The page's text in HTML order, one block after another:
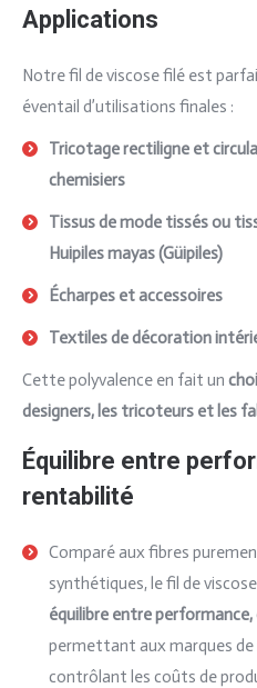
Applications
Notre fil de viscose filé est
éventail d’utilisations finales :
Tricotage rectiligne et
chemisiers
Tissus de mode tissés ou
Huipiles mayas (Güipiles)
Écharpes et accessoires
Textiles de décoration
Cette polyvalence en fait un
designers, les tricoteurs et les
Équilibre entre
rentabilité
Comparé aux fibres
synthétiques, le fil de
équilibre entre
permettant aux marques
contrôlant les coûts de